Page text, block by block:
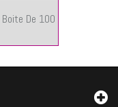
De 100